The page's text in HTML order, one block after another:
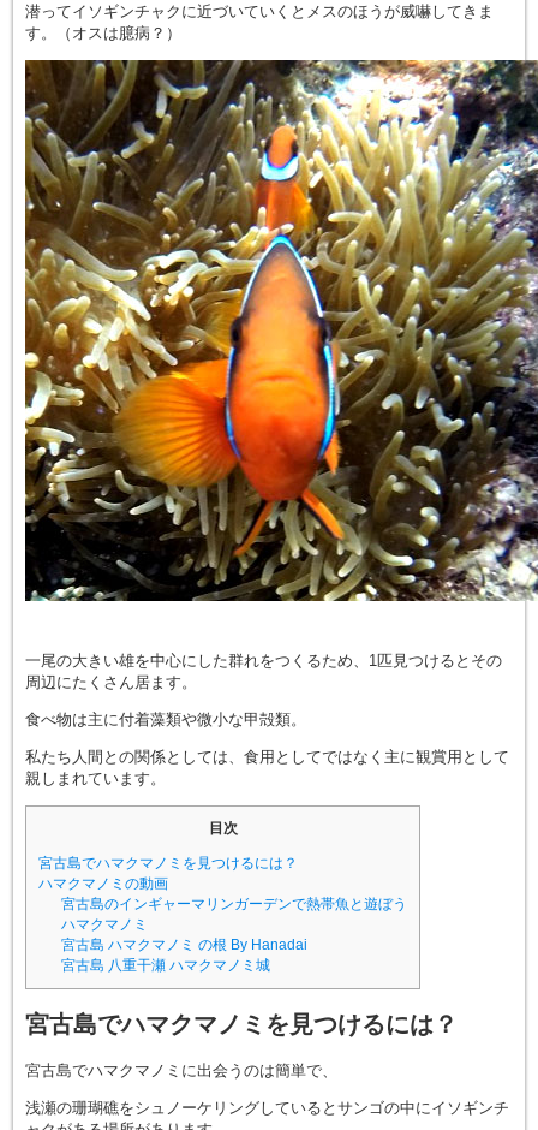
潜ってイソギンチャクに近づいていくとメスのほうが威嚇してきま
す。（オスは臆病？）
一尾の大きい雄を中心にした群れをつくるため、1匹見つけるとその
周辺にたくさん居ます。
食べ物は主に付着藻類や微小な甲殻類。
私たち人間との関係としては、食用としてではなく主に観賞用として
親しまれています。
目次
宮古島でハマクマノミを見つけるには？
ハマクマノミの動画
宮古島のインギャーマリンガーデンで熱帯魚と遊ぼう
ハマクマノミ
宮古島 ハマクマノミ の根 By Hanadai
宮古島 八重干瀬 ハマクマノミ城
宮古島でハマクマノミを見つけるには？
宮古島でハマクマノミに出会うのは簡単で、
浅瀬の珊瑚礁をシュノーケリングしているとサンゴの中にイソギンチ